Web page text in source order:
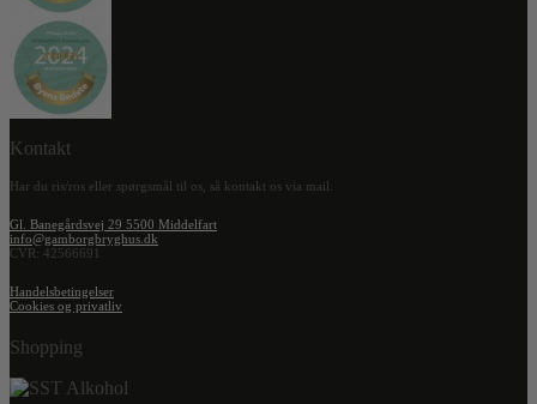
Kontakt
Har du ris/ros eller spørgsmål til os, så kontakt os via mail.
Gl. Banegårdsvej 29 5500 Middelfart
info@gamborgbryghus.dk
CVR: 42566691
Handelsbetingelser
Cookies og privatliv
Shopping